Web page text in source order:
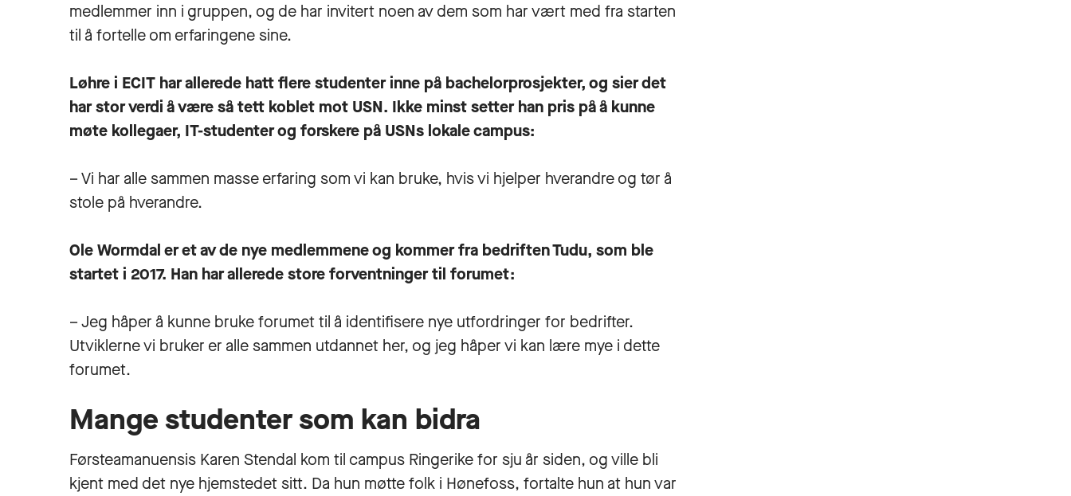
medlemmer inn i gruppen, og de har invitert noen av dem som har vært med fra starten
til å fortelle om erfaringene sine.
Løhre i ECIT har allerede hatt flere studenter inne på bachelorprosjekter, og sier det
har stor verdi å være så tett koblet mot USN. Ikke minst setter han pris på å kunne
møte kollegaer, IT-studenter og forskere på USNs lokale campus:
– Vi har alle sammen masse erfaring som vi kan bruke, hvis vi hjelper hverandre og tør å
stole på hverandre.
Ole Wormdal er et av de nye medlemmene og kommer fra bedriften Tudu, som ble
startet i 2017. Han har allerede store forventninger til forumet:
– Jeg håper å kunne bruke forumet til å identifisere nye utfordringer for bedrifter.
Utviklerne vi bruker er alle sammen utdannet her, og jeg håper vi kan lære mye i dette
forumet.
Mange studenter som kan bidra
Førsteamanuensis Karen Stendal kom til campus Ringerike for sju år siden, og ville bli
kjent med det nye hjemstedet sitt. Da hun møtte folk i Hønefoss, fortalte hun at hun var